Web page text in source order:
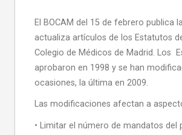
El BOCAM del 15 de febrero publica
actualiza artículos de los Estatutos
Colegio de Médicos de Madrid. Los
aprobaron en 1998 y se han
ocasiones, la última en 2009.
Las modificaciones afectan a
• Limitar el número de mandatos del